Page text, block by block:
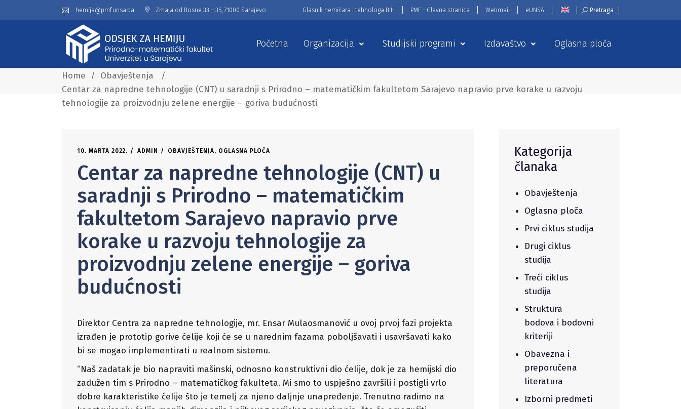
hemija@pmf.unsa.ba Zmaja od Bosne 33 – 35, 71000 Sarajevo Glasnik hemičara i tehnologa BiH PMF - Glavna stranica Webmail eUNSA Pretraga
Početna Organizacija Studijski programi Izdavaštvo Oglasna ploča
Home / Obavještenja
/
Centar za napredne tehnologije (CNT) u saradnji s Prirodno – matematičkim fakultetom Sarajevo napravio prve korake u razvoju
tehnologije za proizvodnju zelene energije – goriva budućnosti
10. MARTA 2022. ADMIN OBAVJEŠTENJA, OGLASNA PLOČA
Centar za napredne tehnologije (CNT) u
saradnji s Prirodno – matematičkim
fakultetom Sarajevo napravio prve
korake u razvoju tehnologije za
proizvodnju zelene energije – goriva
budućnosti
Direktor Centra za napredne tehnologije, mr. Ensar Mulaosmanović u ovoj prvoj fazi projekta
izrađen je prototip gorive ćelije koji će se u narednim fazama poboljšavati i usavršavati kako
bi se mogao implementirati u realnom sistemu.
“Naš zadatak je bio napraviti mašinski, odnosno konstruktivni dio ćelije, dok je za hemijski dio
zadužen tim s Prirodno – matematičkog fakulteta. Mi smo to uspješno završili i postigli vrlo
dobre karakteristike ćelije što je temelj za njeno daljnje unapređenje. Trenutno radimo na
Kategorija
članaka
Obavještenja
Oglasna ploča
Prvi ciklus studija
Drugi ciklus
studija
Treći ciklus
studija
Struktura
bodova i bodovni
kriteriji
Obavezna i
preporučena
literatura
Izborni predmeti